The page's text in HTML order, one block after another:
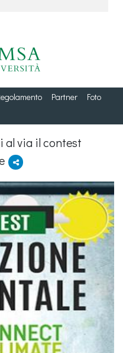
Partner
Foto
al via il contest